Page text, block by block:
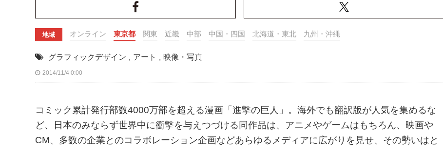
地域 オンライン 東京都 関東 近畿 中部 中国・四国 北海道・東北 九州・沖縄
グラフィックデザイン , アート , 映像・写真
2014/11/4 0:00
コミック累計発行部数4000万部を超える漫画「進撃の巨人」。海外でも翻訳版が人気を集めるな
ど、日本のみならず世界中に衝撃を与えつづける同作品は、アニメやゲームはもちろん、映画や
CM、多数の企業とのコラボレーション企画などあらゆるメディアに広がりを見せ、その勢いはと